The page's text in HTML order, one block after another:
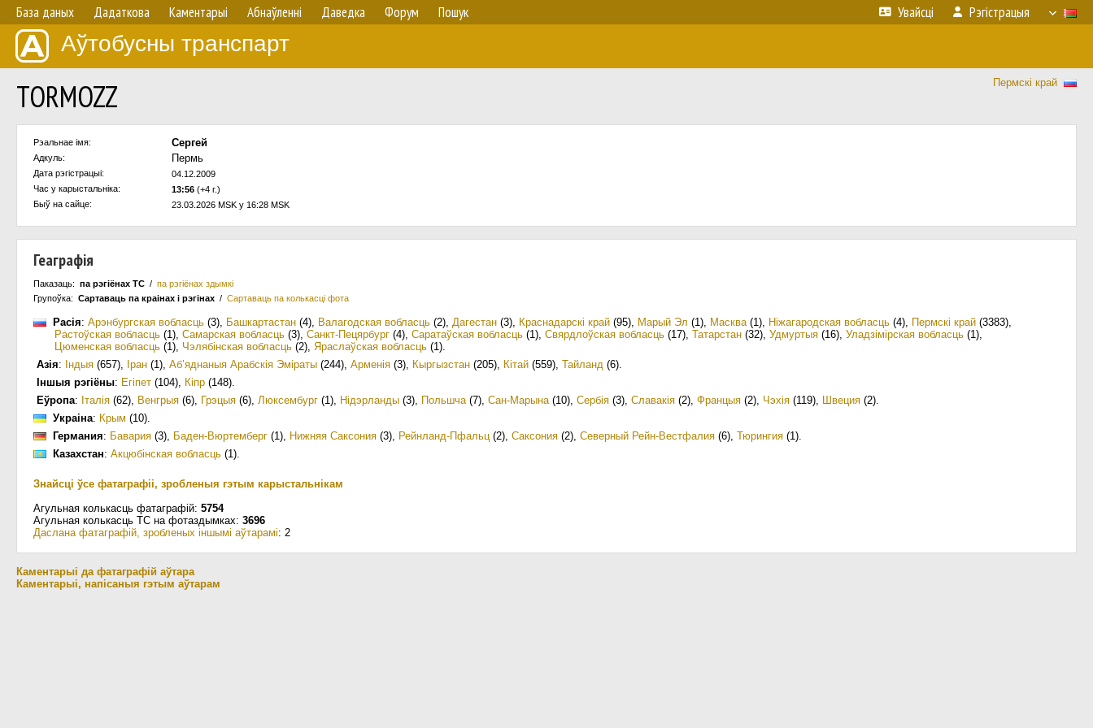
База даных Дадаткова Каментарыі Абнаўленнi Даведка Форум Пошук Увайсці Рэгістрацыя
Аўтобусны транспарт
Пермскі край
TORMOZZ
Рэальнае імя: Cергей
Адкуль: Пермь
Дата рэгістрацыі:
04.12.2009
Час у карыстальнiка:
13:56 (+4 г.)
Быў на сайце:
23.03.2026 MSK у 16:28 MSK
Геаграфія
Паказаць: па рэгіёнах ТС / па рэгіёнах здымкі
Групоўка: Сартаваць па краiнах i рэгінах / Сартаваць па колькасцi фота
Расія: Арэнбургская вобласць (3), Башкартастан (4), Валагодская вобласць (2), Дагестан (3), Краснадарскі край (95), Марый Эл (1), Масква(1), Ніжагародская вобласць (4), Пермскі край (3383),
Растоўская вобласць (1), Самарская вобласць (3), Санкт-Пецярбург (4), Саратаўская вобласць (1), Свярдлоўская вобласць (17), Татарстан (32), Удмуртыя (16), Уладзімірская вобласць (1),
Цюменская вобласць (1), Чэлябінская вобласць (2), Яраслаўская вобласць (1).
Азія: Індыя (657), Іран (1), Аб’яднаныя Арабскія Эміраты (244), Арменія (3), Кыргызстан (205), Кітай (559), Тайланд (6).
Іншыя рэгіёны: Егіпет (104), Кіпр (148).
Еўропа: Італія (62), Венгрыя (6), Грэцыя (6), Люксембург (1), Нідэрланды (3), Польшча(7), Сан-Марына(10), Сербія (3), Славакія (2), Францыя (2), Чэхія (119), Швеция (2).
Украіна: Крым (10).
Германия: Бавария (3), Баден-Вюртемберг (1), Нижняя Саксония (3), Рейнланд-Пфальц(2), Саксония (2), Северный Рейн-Вестфалия (6), Тюрингия (1).
Казахстан: Акцюбінская вобласць (1).
Знайсці ўсе фатаграфіі, зробленыя гэтым карыстальнікам
Агульная колькасць фатаграфій: 5754
Агульная колькасць ТС на фотаздымках: 3696
Даслана фатаграфій, зробленых іншымі аўтарамі: 2
Каментарыі да фатаграфій аўтара
Каментарыі, напісаныя гэтым аўтарам